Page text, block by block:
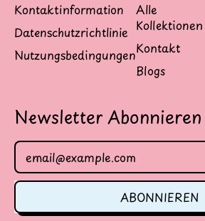
Kontaktinformation
Datenschutzrichtlinie
Nutzungsbedingungen
Alle
Kollektionen
Kontakt
Blogs
Newsletter Abonnieren
E-Mail-Adresse
ABONNIEREN